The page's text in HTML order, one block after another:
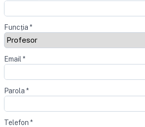
Funcția *
Email *
Parola *
Telefon *